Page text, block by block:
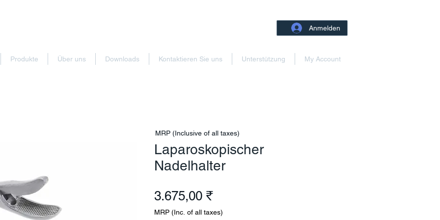
Anmelden
Produkte Über uns Downloads Kontaktieren Sie uns Unterstützung My Account
Laparoskopischer
Nadelhalter
3.675,00 ₹Preis
MRP (Inc. of all taxes)
MRP (Inclusive of all taxes)